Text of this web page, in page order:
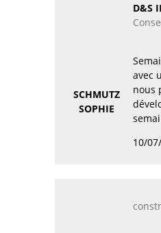
SCHMUTZ
SOPHIE
D&S
avec
nous
10/